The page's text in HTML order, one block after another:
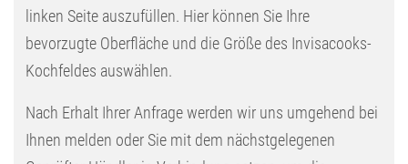
linken Seite auszufüllen. Hier können Sie Ihre
bevorzugte Oberfläche und die Größe des Invisacooks-
Kochfeldes auswählen.
Nach Erhalt Ihrer Anfrage werden wir uns umgehend bei
Ihnen melden oder Sie mit dem nächstgelegenen